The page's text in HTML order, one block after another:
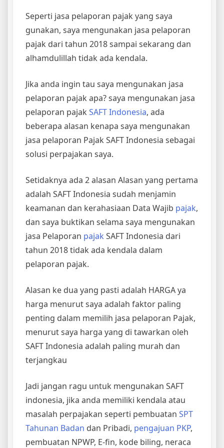
Seperti jasa pelaporan pajak yang saya
gunakan, saya mengunakan jasa pelaporan
pajak dari tahun 2018 sampai sekarang dan
alhamdulillah tidak ada kendala.
Jika anda ingin tau saya mengunakan jasa
pelaporan pajak apa? saya mengunakan jasa
pelaporan pajak SAFT Indonesia, ada
beberapa alasan kenapa saya mengunakan
jasa pelaporan Pajak SAFT Indonesia sebagai
solusi perpajakan saya.
Setidaknya ada 2 alasan Alasan yang pertama
adalah SAFT Indonesia sudah menjamin
keamanan dan kerahasiaan Data Wajib pajak,
dan saya buktikan selama saya mengunakan
jasa Pelaporan pajak SAFT Indonesia dari
tahun 2018 tidak ada kendala dalam
pelaporan pajak.
Alasan ke dua yang pasti adalah HARGA ya
harga menurut saya adalah faktor paling
penting dalam memilih jasa pelaporan Pajak,
menurut saya harga yang di tawarkan oleh
SAFT Indonesia adalah paling murah dan
terjangkau
Jadi jangan ragu untuk mengunakan SAFT
indonesia, jika anda memiliki kendala atau
masalah perpajakan seperti pembuatan SPT
Tahunan Badan dan Pribadi, pengajuan PKP,
pembuatan NPWP, E-fin, kode biling, neraca